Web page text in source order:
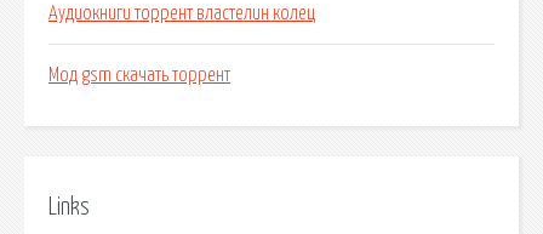
Аудиокниги торрент властелин колец
Мод gsm скачать торрент
Links